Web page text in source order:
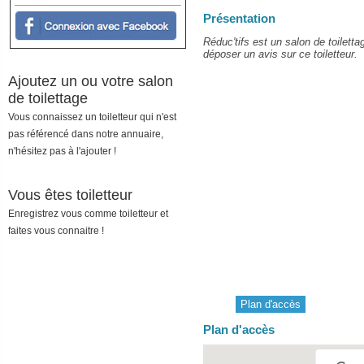
Présentation
Réduc'tifs est un salon de
déposer un avis sur ce toiletteur.
Plan d'accès
Plan d'accès
Ajoutez un ou votre salon
de toilettage
Vous connaissez un toiletteur qui n'est
pas référencé dans notre annuaire,
n'hésitez pas à l'ajouter !
Vous êtes toiletteur
Enregistrez vous comme toiletteur et
faites vous connaitre !